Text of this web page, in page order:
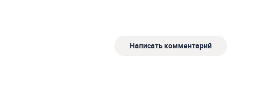
Написать комментарий